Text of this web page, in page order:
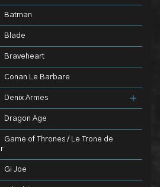
Batman
Blade
Braveheart
Conan Le Barbare
Denix Armes
Dragon Age
Game of Thrones / Le Trone de
Gi Joe